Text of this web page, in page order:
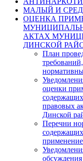
МАЛЫЙ И
ОЦЕНКА
АКТАХ
ДИНСКОЙ
План
оценки
правовых
Динской
Перечни
содержащих